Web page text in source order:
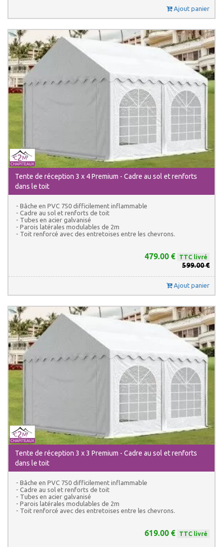
Ajout panier
Tente de réception 3 x 4 Premium - Cadre au sol et renforts
dans le toit
- Bâche en PVC 750 difficilement inflammable
- Cadre au sol et renforts de toit
- Tubes en acier galvanisé
- Parois latérales modulables de 2m
- Toit renforcé avec des entretoises entre les chevrons.
479.00 € TTC livré
599.00 €
Ajout panier
Tente de réception 3 x 3 Premium - Cadre au sol et renforts
dans le toit
- Bâche en PVC 750 difficilement inflammable
- Cadre au sol et renforts de toit
- Tubes en acier galvanisé
- Parois latérales modulables de 2m
- Toit renforcé avec des entretoises entre les chevrons.
619.00 € TTC livré